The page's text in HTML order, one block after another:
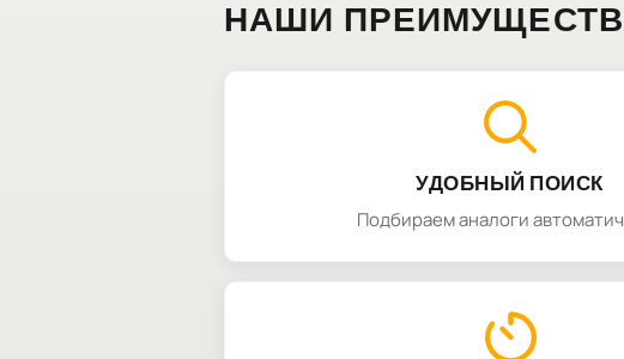
НАШИ
УДОБНЫЙ ПОИСК
Подбираем аналоги